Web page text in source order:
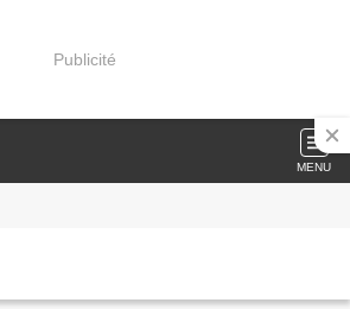
Publicité
MENU